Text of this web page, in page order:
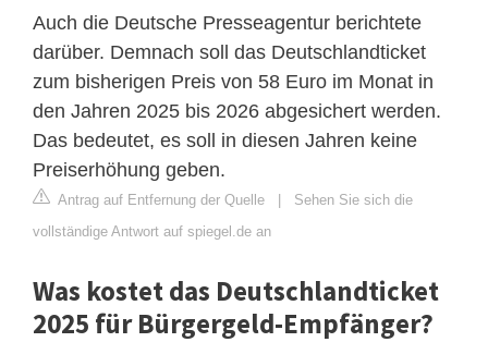
Auch die Deutsche Presseagentur berichtete
darüber. Demnach soll das Deutschlandticket
zum bisherigen Preis von 58 Euro im Monat in
den Jahren 2025 bis 2026 abgesichert werden.
Das bedeutet, es soll in diesen Jahren keine
Preiserhöhung geben.
Antrag auf Entfernung der Quelle | Sehen Sie sich die
vollständige Antwort auf spiegel.de an
Was kostet das Deutschlandticket
2025 für Bürgergeld-Empfänger?